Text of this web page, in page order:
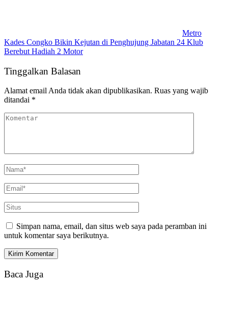
Metro
Kades Congko Bikin Kejutan di Penghujung Jabatan 24 Klub
Berebut Hadiah 2 Motor
Tinggalkan Balasan
Alamat email Anda tidak akan dipublikasikan. Ruas yang wajib
ditandai *
Simpan nama, email, dan situs web saya pada peramban ini
untuk komentar saya berikutnya.
Baca Juga